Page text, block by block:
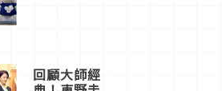
店3分即達
回顧大師經